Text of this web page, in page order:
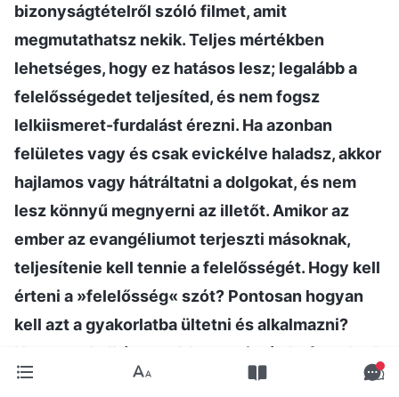
bizonyságtételről szóló filmet, amit
megmutathatsz nekik. Teljes mértékben
lehetséges, hogy ez hatásos lesz; legalább a
felelősségedet teljesíted, és nem fogsz
lelkiismeret-furdalást érezni. Ha azonban
felületes vagy és csak evickélve haladsz, akkor
hajlamos vagy hátráltatni a dolgokat, és nem
lesz könnyű megnyerni az illetőt. Amikor az
ember az evangéliumot terjeszti másoknak,
teljesítenie kell tennie a felelősségét. Hogy kell
érteni a »felelősség« szót? Pontosan hogyan
kell azt a gyakorlatba ültetni és alkalmazni?
Nos, meg kell értened, hogy miután befogadtad
az Urat, és megtapasztaltad Isten munkáját az